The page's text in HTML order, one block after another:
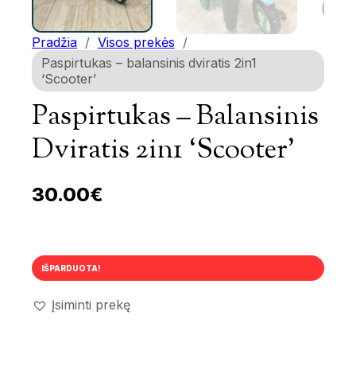
Pradžia / Visos prekės /
Paspirtukas – balansinis dviratis 2in1
‘Scooter’
Paspirtukas – Balansinis
Dviratis 2in1 ‘Scooter’
30.00€
IŠPARDUOTA!
Įsiminti prekę